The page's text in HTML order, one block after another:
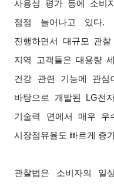
사용성 평가 등에 소비
점점 늘어나고 있다.
진행하면서 대규모 관
지역 고객들은 대용량
건강 관련 기능에 관심
바탕으로 개발된 LG전
기술력 면에서 매우 우
시장점유율도 빠르게 증
관찰법은 소비자의 일